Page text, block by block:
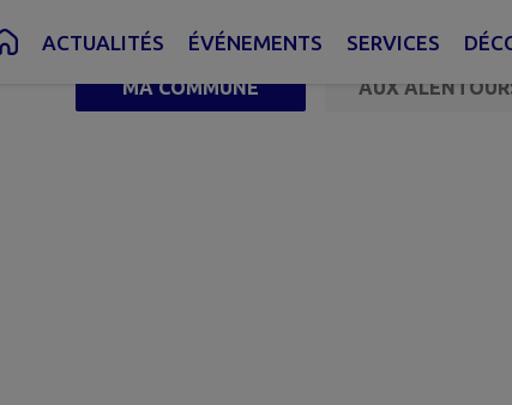
pageACTUALITÉS ÉVÉNEMENTS SERVICES
MA COMMUNE AUX